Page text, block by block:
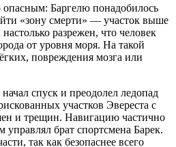
опасным: Баргелю понадобилось
«зону смерти» — участок выше
разрежен, что человек
от уровня моря. На такой
повреждения мозга или
спуск и преодолел ледопад
участков Эвереста с
и трещин. Навигацию частично
управлял брат спортсмена Барек.
так как безопаснее всего